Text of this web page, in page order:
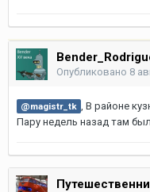
Опубликовано 8
@magistr_tk , В районе
Пару недель назад там